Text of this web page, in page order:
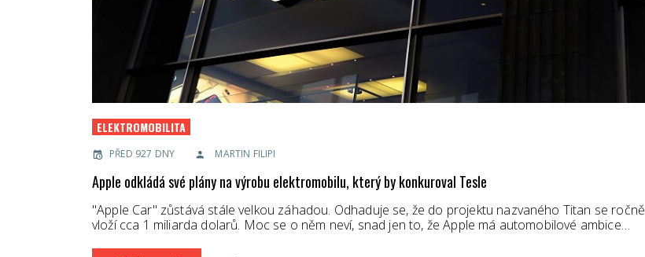
ELEKTROMOBILITA
PŘED 927 DNY MARTIN FILIPI
Apple odkládá své plány na výrobu elektromobilu, který by konkuroval Tesle
"Apple Car" zůstává stále velkou záhadou. Odhaduje se, že do projektu nazvaného Titan se ročně
vloží cca 1 miliarda dolarů. Moc se o něm neví, snad jen to, že Apple má automobilové ambice…